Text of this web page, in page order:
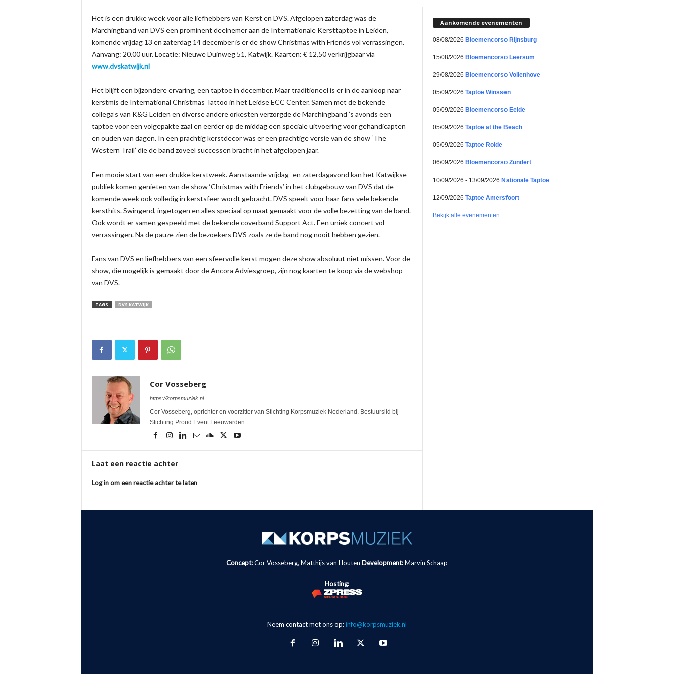
Het is een drukke week voor alle liefhebbers van Kerst en DVS. Afgelopen zaterdag was de
Marchingband van DVS een prominent deelnemer aan de Internationale Kersttaptoe in Leiden,
komende vrijdag 13 en zaterdag 14 december is er de show Christmas with Friends vol verrassingen.
Aanvang: 20.00 uur. Locatie: Nieuwe Duinweg 51, Katwijk. Kaarten: € 12,50 verkrijgbaar via
www.dvskatwijk.nl
Het blijft een bijzondere ervaring, een taptoe in december. Maar traditioneel is er in de aanloop naar
kerstmis de International Christmas Tattoo in het Leidse ECC Center. Samen met de bekende
collega’s van K&G Leiden en diverse andere orkesten verzorgde de Marchingband ’s avonds een
taptoe voor een volgepakte zaal en eerder op de middag een speciale uitvoering voor gehandicapten
en ouden van dagen. In een prachtig kerstdecor was er een prachtige versie van de show ‘The
Western Trail’ die de band zoveel successen bracht in het afgelopen jaar.
Een mooie start van een drukke kerstweek. Aanstaande vrijdag- en zaterdagavond kan het Katwijkse
publiek komen genieten van de show ‘Christmas with Friends’ in het clubgebouw van DVS dat de
komende week ook volledig in kerstsfeer wordt gebracht. DVS speelt voor haar fans vele bekende
kersthits. Swingend, ingetogen en alles speciaal op maat gemaakt voor de volle bezetting van de band.
Ook wordt er samen gespeeld met de bekende coverband Support Act. Een uniek concert vol
verrassingen. Na de pauze zien de bezoekers DVS zoals ze de band nog nooit hebben gezien.
Fans van DVS en liefhebbers van een sfeervolle kerst mogen deze show absoluut niet missen. Voor de
show, die mogelijk is gemaakt door de Ancora Adviesgroep, zijn nog kaarten te koop via de webshop
van DVS.
TAGS DVS KATWIJK
Cor Vosseberg
https://korpsmuziek.nl
Cor Vosseberg, oprichter en voorzitter van Stichting Korpsmuziek Nederland. Bestuurslid bij
Stichting Proud Event Leeuwarden.
Laat een reactie achter
Log in om een reactie achter te laten
Aankomende evenementen
08/08/2026 Bloemencorso Rijnsburg
15/08/2026 Bloemencorso Leersum
29/08/2026 Bloemencorso Vollenhove
05/09/2026 Taptoe Winssen
05/09/2026 Bloemencorso Eelde
05/09/2026 Taptoe at the Beach
05/09/2026 Taptoe Rolde
06/09/2026 Bloemencorso Zundert
10/09/2026 - 13/09/2026 Nationale Taptoe
12/09/2026 Taptoe Amersfoort
Bekijk alle evenementen
Concept:Cor Vosseberg, Matthijs van Houten Development:Marvin Schaap
Hosting:
Neem contact met ons op:info@korpsmuziek.nl